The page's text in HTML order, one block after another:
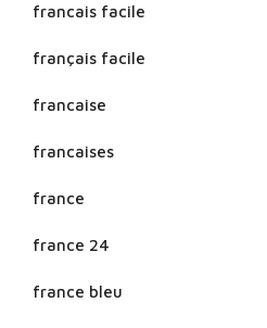
francais facile
français facile
francaise
francaises
france
france 24
france bleu